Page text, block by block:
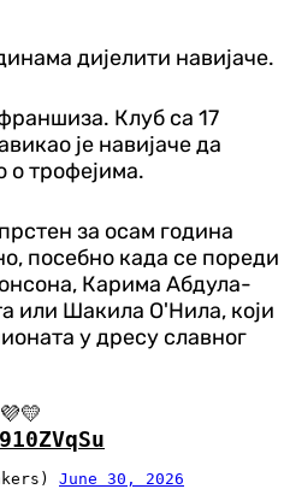
дијелити навијаче.
Клуб са 17
је навијаче да
о трофејима.
за осам година
посебно када се пореди
Карима Абдула-
или Шакила О'Нила, који
у дресу славног
June 30, 2026